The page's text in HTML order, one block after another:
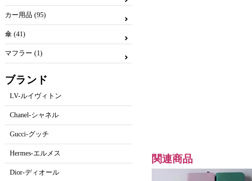
カー用品 (95)
傘 (41)
マフラー (1)
ブランド
LV-ルイヴィトン
Chanel-シャネル
Gucci-グッチ
Hermes-エルメス
Dior-ディオール
関連商品